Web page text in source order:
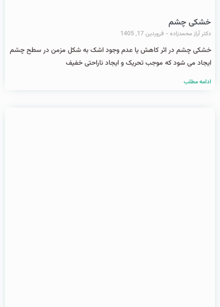
خشکی چشم
دکتر آراز محمدزاده فروردین 17, 1405
خشکی چشم در اثر کاهش یا عدم وجود اشک به شکل مزمن در سطح چشم
ایجاد می شود که موجب تحریک و ایجاد ناراحتی خفیف
ادامه مطلب